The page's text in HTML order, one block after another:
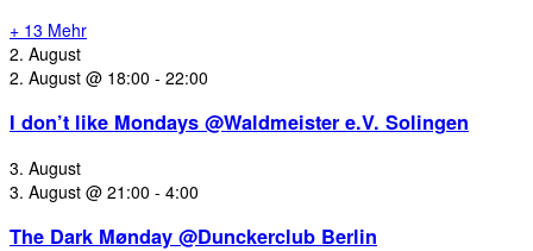
+ 13 Mehr
2. August
2. August @ 18:00 - 22:00
I don’t like Mondays @Waldmeister e.V. Solingen
3. August
3. August @ 21:00 - 4:00
The Dark Mønday @Dunckerclub Berlin